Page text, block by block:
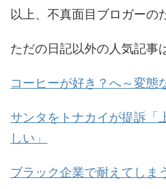
以上、不真面目ブロガーの
ただの日記以外の人気記事
コーヒーが好き？へ～変態
サンタをトナカイが提訴「
しい」
ブラック企業で耐えてしま